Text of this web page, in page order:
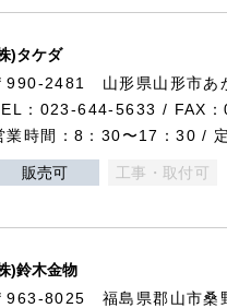
)タケダ
990-2481 山形県山形市あ
：023-644-5633 / FAX
業時間：8：30〜17：30 /
販売可 工事・取付可
)鈴木金物
963-8025 福島県郡山市桑